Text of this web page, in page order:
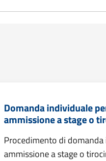
Domanda individuale
ammissione a stage o
Procedimento di
ammissione a stage o